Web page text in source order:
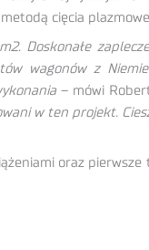
cięcia
Doskonałe
wagonów z
– mówi
w ten projekt.
oraz